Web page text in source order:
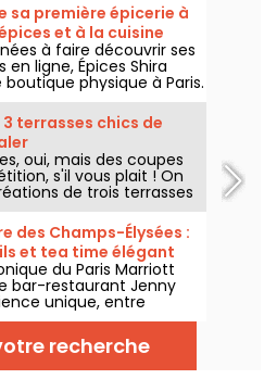
sa première épicerie à
et à la cuisine
à faire découvrir ses
ligne, Épices Shira
physique à Paris.
l'enseigne investit le
dans le 10e
une épicerie, une
à emporter
produits fins venus du
terrasses chics de
oui, mais des coupes
s'il vous plait ! On
de trois terrasses
cet été 2026, du rooftop
le 1er au patio fleuri du
jusqu'au jardin secret
le 16e.
des Champs-Élysées :
et tea time élégant
du Paris Marriott
bar-restaurant Jenny
unique, entre
gastronomie
raffiné, tea time
signature et dîners
parisienne où chaque
recherche